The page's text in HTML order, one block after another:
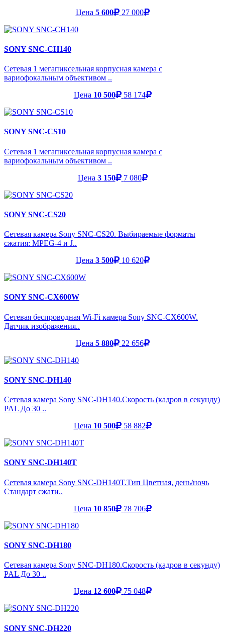
Цена 5 600 27 000
SONY SNC-CH140
Сетевая 1 мегапиксельная корпусная камера с
вариофокальным объективом ..
Цена 10 500 58 174
SONY SNC-CS10
Сетевая 1 мегапиксельная корпусная камера с
вариофокальным объективом ..
Цена 3 150 7 080
SONY SNC-CS20
Сетевая камера Sony SNC-CS20. Выбираемые форматы
сжатия: MPEG-4 и J..
Цена 3 500 10 620
SONY SNC-CX600W
Сетевая беспроводная Wi-Fi камера Sony SNC-CX600W.
Датчик изображения..
Цена 5 880 22 656
SONY SNC-DH140
Сетевая камера Sony SNC-DH140.Скорость (кадров в секунду)
PAL До 30 ..
Цена 10 500 58 882
SONY SNC-DH140T
Сетевая камера Sony SNC-DH140T.Тип Цветная, день/ночь
Стандарт сжати..
Цена 10 850 78 706
SONY SNC-DH180
Сетевая камера Sony SNC-DH180.Скорость (кадров в секунду)
PAL До 30 ..
Цена 12 600 75 048
SONY SNC-DH220